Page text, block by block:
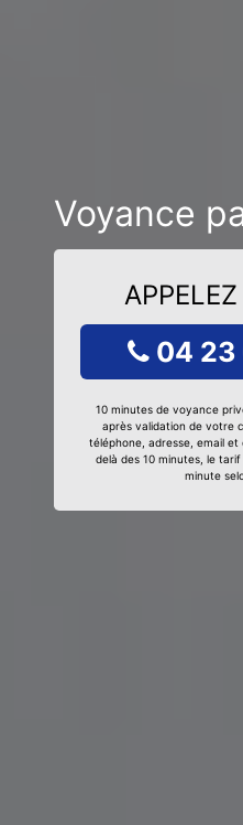
Voyance
04 23
10 minutes de voyance
après validation de votre
téléphone, adresse, email
delà des 10 minutes, le
minute